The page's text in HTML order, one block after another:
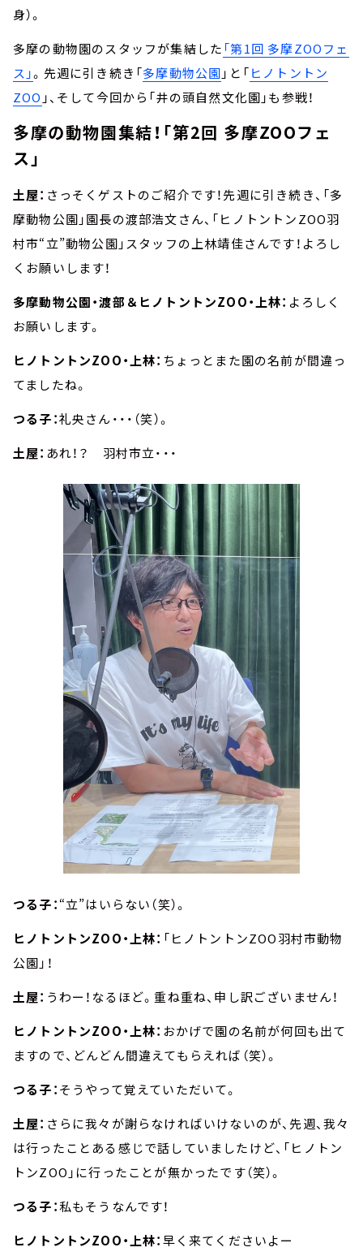
身）。
多摩の動物園のスタッフが集結した 「第1回 多摩ZOOフェ
ス」。先週に引き続き「多摩動物公園 」と「ヒノトントン
ZOO 」、そして今回から「井の頭自然文化園」も参戦！
多摩の動物園集結！「第2回 多摩ZOOフェ
ス」
土屋： さっそくゲストのご紹介です！先週に引き続き、「多
摩動物公園」園長の渡部浩文さん、「ヒノトントンZOO羽
村市“立”動物公園」スタッフの上林靖佳さんです！よろし
くお願いします！
多摩動物公園・渡部＆ヒノトントンZOO・上林： よろしく
お願いします。
ヒノトントンZOO・上林： ちょっとまた園の名前が間違っ
てましたね。
つる子：礼央さん・・・（笑）。
土屋： あれ！？ 羽村市立・・・
つる子：“立”はいらない（笑）。
ヒノトントンZOO・上林： 「ヒノトントンZOO羽村市動物
公園」！
土屋： うわー！なるほど。重ね重ね、申し訳ございません！
ヒノトントンZOO・上林： おかげで園の名前が何回も出て
ますので、どんどん間違えてもらえれば（笑）。
つる子：そうやって覚えていただいて。
土屋： さらに我々が謝らなければいけないのが、先週、我々
は行ったことある感じで話していましたけど、「ヒノトン
トンZOO」に行ったことが無かったです（笑）。
つる子：私もそうなんです！
ヒノトントンZOO・上林：早く来てくださいよー